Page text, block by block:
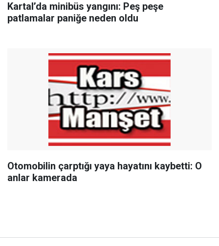
Kartal’da minibüs yangını: Peş peşe
patlamalar paniğe neden oldu
Otomobilin çarptığı yaya hayatını kaybetti: O
anlar kamerada